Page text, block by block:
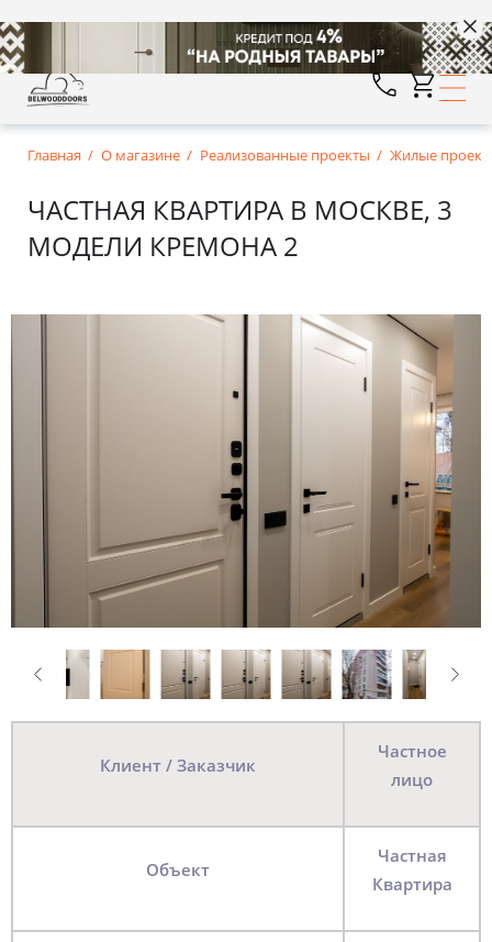
Главная О магазине Реализованные проекты Жилые
ЧАСТНАЯ КВАРТИРА В МОСКВЕ, 3
МОДЕЛИ КРЕМОНА 2
Клиент / Заказчик
Частное
лицо
Объект
Частная
Квартира